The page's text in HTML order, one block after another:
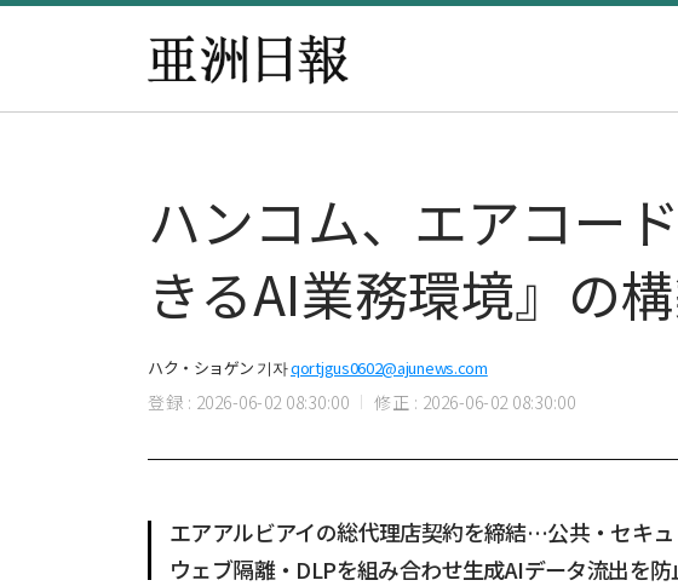
ハンコム、エアコー
きるAI業務環境』の
ハク・ショゲン 기자qortjgus0602@ajunews.com
登録 : 2026-06-02 08:30:00 修正 : 2026-06-02 08:30:00
エアアルビアイの総代理店契約を締結…公共・セキ
ウェブ隔離・DLPを組み合わせ生成AIデータ流出を防